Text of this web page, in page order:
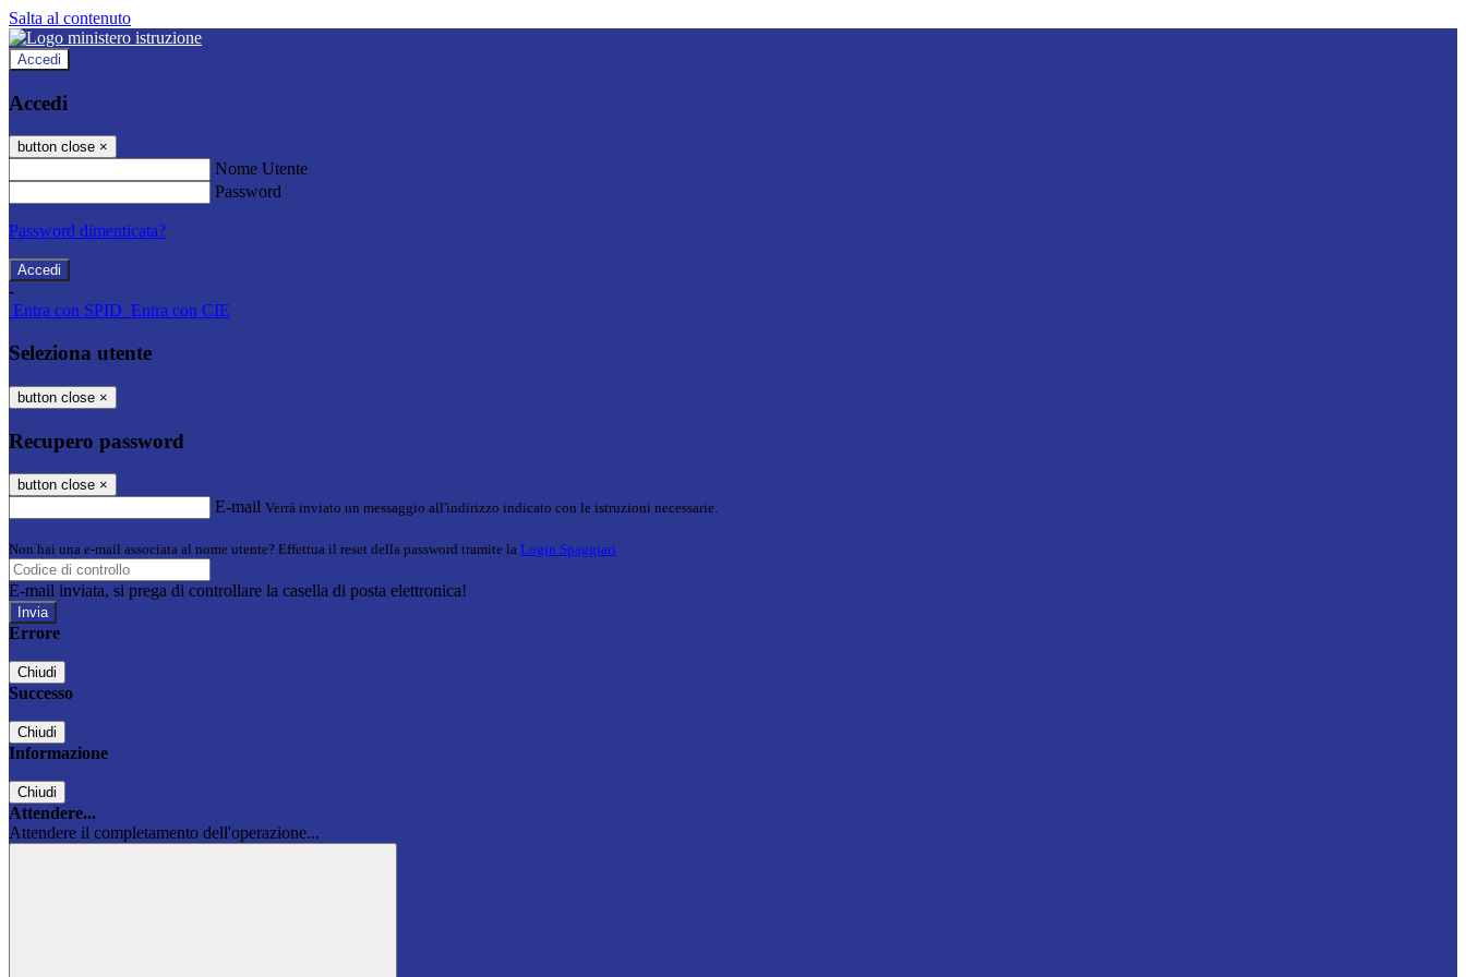
Salta al contenuto
Accedi
Accedi
button close ×
Nome Utente
Password
Password dimenticata?
-
Entra con SPID Entra con CIE
Seleziona utente
button close ×
Recupero password
button close ×
E-mail Verrà inviato un messaggio all'indirizzo indicato con le istruzioni necessarie.
Non hai una e-mail associata al nome utente? Effettua il reset della password tramite la Login Spaggiari
E-mail inviata, si prega di controllare la casella di posta elettronica!
Errore
Chiudi
Successo
Chiudi
Informazione
Chiudi
Attendere...
Attendere il completamento dell'operazione...